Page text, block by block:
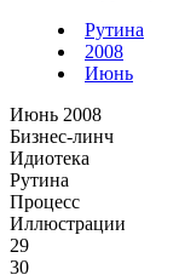
Рутина
2008
Июнь
Июнь 2008
Бизнес-линч
Идиотека
Рутина
Процесс
Иллюстрации
29
30